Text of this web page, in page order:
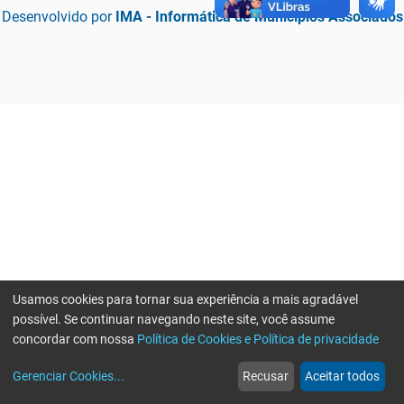
Desenvolvido por IMA - Informática de Municípios Associados
web
Notícias
more_horiz
Mais
Usamos cookies para tornar sua experiência a mais agradável
possível. Se continuar navegando neste site, você assume
concordar com nossa Política de Cookies e Política de privacidade
Gerenciar Cookies... Recusar Aceitar todos
Erro ao enviar informações, por favor tente novamente